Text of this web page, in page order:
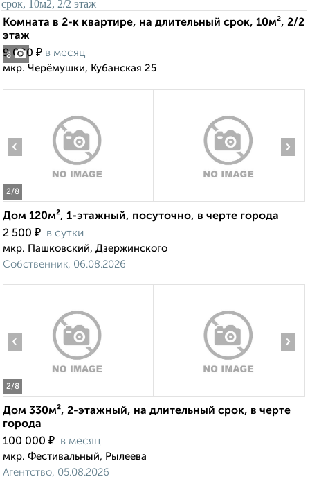
8
Комната в 2-к квартире, на длительный срок, 10м², 2/2
этаж
9 000 ₽ в месяц
мкр. Черёмушки, Кубанская 25
2/8
‹ ›
Дом 120м², 1-этажный, посуточно, в черте города
2 500 ₽ в сутки
мкр. Пашковский, Дзержинского
Собственник, 06.08.2026
2/8
‹ ›
Дом 330м², 2-этажный, на длительный срок, в черте
города
100 000 ₽ в месяц
мкр. Фестивальный, Рылеева
Агентство, 05.08.2026